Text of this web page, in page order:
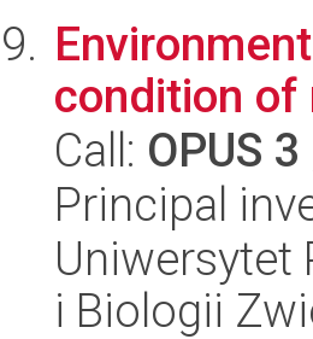
condition of
Call: OPUS 3
Principal
Uniwersytet
i Biologii